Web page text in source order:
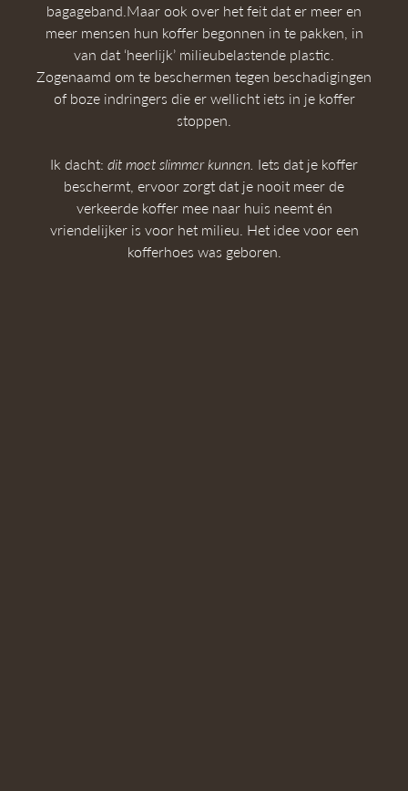
bagageband.Maar ook over het feit dat er meer en
meer mensen hun koffer begonnen in te pakken, in
van dat ‘heerlijk’ milieubelastende plastic.
Zogenaamd om te beschermen tegen beschadigingen
of boze indringers die er wellicht iets in je koffer
stoppen.
Ik dacht: dit moet slimmer kunnen. Iets dat je koffer
beschermt, ervoor zorgt dat je nooit meer de
verkeerde koffer mee naar huis neemt én
vriendelijker is voor het milieu. Het idee voor een
kofferhoes was geboren.